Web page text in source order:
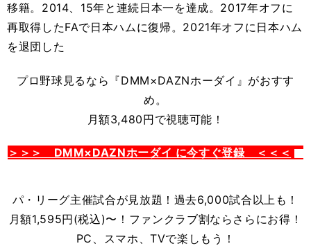
移籍。2014、15年と連続日本一を達成。2017年オフに
再取得したFAで日本ハムに復帰。2021年オフに日本ハム
を退団した
プロ野球見るなら 『DMM×DAZNホーダイ』がおすす
め。
月額3,480円で視聴可能！
＞＞＞ DMM×DAZNホーダイ に今すぐ登録 ＜＜＜
パ・リーグ主催試合が見放題！過去6,000試合以上も！
月額1,595円(税込)〜！ファンクラブ割ならさらにお得！
PC、スマホ、TVで楽しもう！